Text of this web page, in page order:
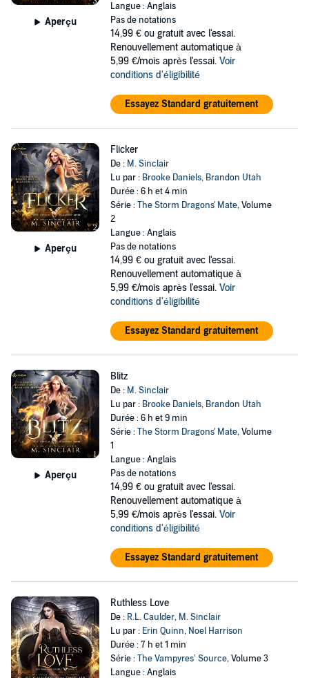
Aperçu
Langue : Anglais
Pas de notations
14,99 € ou gratuit avec l'essai.
Renouvellement automatique à
5,99 €/mois après l'essai. Voir
conditions d'éligibilité
Essayez Standard gratuitement
Aperçu
Flicker
De : M. Sinclair
Lu par : Brooke Daniels, Brandon Utah
Durée : 6 h et 4 min
Série :The Storm Dragons' Mate, Volume
2
Langue : Anglais
Pas de notations
14,99 € ou gratuit avec l'essai.
Renouvellement automatique à
5,99 €/mois après l'essai. Voir
conditions d'éligibilité
Essayez Standard gratuitement
Aperçu
Blitz
De : M. Sinclair
Lu par : Brooke Daniels, Brandon Utah
Durée : 6 h et 9 min
Série :The Storm Dragons' Mate, Volume
1
Langue : Anglais
Pas de notations
14,99 € ou gratuit avec l'essai.
Renouvellement automatique à
5,99 €/mois après l'essai. Voir
conditions d'éligibilité
Essayez Standard gratuitement
Ruthless Love
De : R.L. Caulder, M. Sinclair
Lu par : Erin Quinn, Noel Harrison
Durée : 7 h et 1 min
Série :The Vampyres’ Source, Volume 3
Langue : Anglais